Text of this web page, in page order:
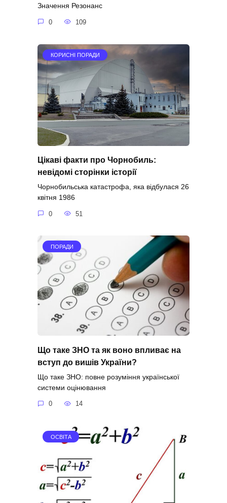
Значення Резонанс
0 109
КОРИСНІ ПОРАДИ
Цікаві факти про Чорнобиль:
невідомі сторінки історії
Чорнобильська катастрофа, яка відбулася 26
квітня 1986
0 51
ПОРАДИ
Що таке ЗНО та як воно впливає на
вступ до вишів України?
Що таке ЗНО: повне розуміння української
системи оцінювання
0 14
ОСВІТА